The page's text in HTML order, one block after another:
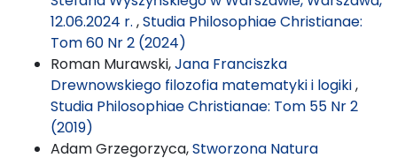
12.06.2024 r. ,Studia Philosophiae Christianae:
Tom 60 Nr 2 (2024)
Roman Murawski,Jana Franciszka
Drewnowskiego filozofia matematyki i logiki,
Studia Philosophiae Christianae: Tom 55 Nr 2
(2019)
Adam Grzegorzyca,Stworzona Natura